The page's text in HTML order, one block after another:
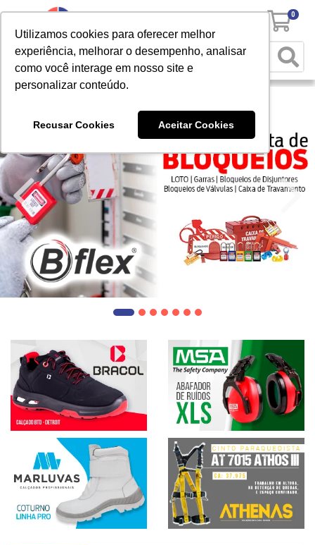
Utilizamos cookies para oferecer melhor
experiência, melhorar o desempenho, analisar
como você interage em nosso site e
personalizar conteúdo.
Recusar Cookies Aceitar Cookies
0